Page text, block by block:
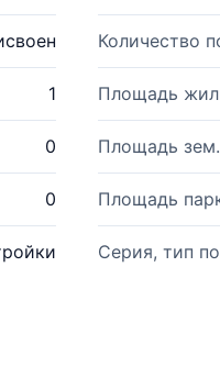
Количество
1 Площадь
0 Площадь
0 Площадь
Серия, тип